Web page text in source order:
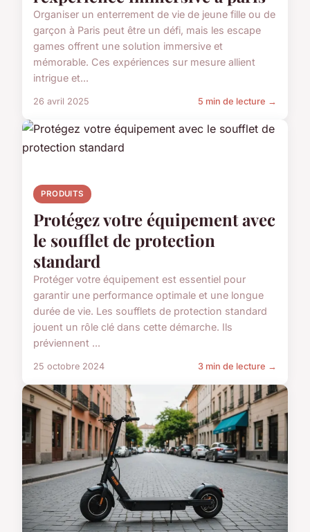
Organiser un enterrement de vie de jeune fille ou de
garçon à Paris peut être un défi, mais les escape
games offrent une solution immersive et
mémorable. Ces expériences sur mesure allient
intrigue et...
26 avril 2025 5 min de lecture →
PRODUITS
Protégez votre équipement avec
le soufflet de protection
standard
Protéger votre équipement est essentiel pour
garantir une performance optimale et une longue
durée de vie. Les soufflets de protection standard
jouent un rôle clé dans cette démarche. Ils
préviennent ...
25 octobre 2024 3 min de lecture →